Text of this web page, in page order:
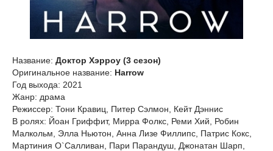
Название: Доктор Хэрроу (3 сезон)
Оригинальное название: Harrow
Год выхода: 2021
Жанр: драма
Режиссер: Тони Кравиц, Питер Сэлмон, Кейт Дэннис
В ролях: Йоан Гриффит, Мирра Фолкс, Реми Хий, Робин
Малкольм, Элла Ньютон, Анна Лизе Филлипс, Патрис Кокс,
Мартиния О`Салливан, Пари Парандуш, Джонатан Шарп,